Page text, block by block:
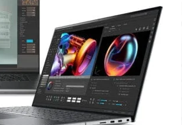
by měli vědět milovníci technologií